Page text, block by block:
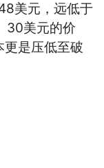
美元，远低于
30美元的价
是压低至破